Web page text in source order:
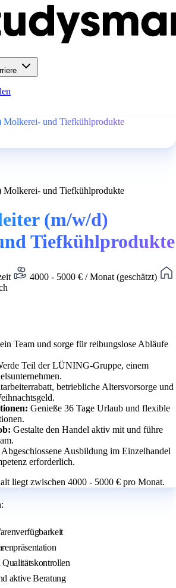
Molkerei- und Tiefkühlprodukte
Molkerei- und Tiefkühlprodukte
(m/w/d)
Tiefkühlprodukte
4000 - 5000 € / Monat (geschätzt)
Team und sorge für reibungslose Abläufe
Teil der LÜNING-Gruppe, einem
betriebliche Altersvorsorge und
Genieße 36 Tage Urlaub und flexible
Gestalte den Handel aktiv mit und führe
Abgeschlossene Ausbildung im Einzelhandel
erforderlich.
liegt zwischen 4000 - 5000 € pro Monat.
aktive Beratung